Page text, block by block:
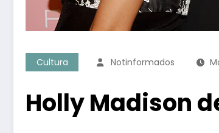
Cultura Notinformados
Holly Madison